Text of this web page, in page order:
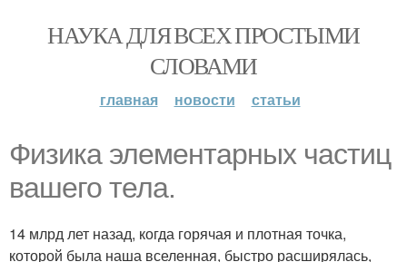
НАУКА ДЛЯ ВСЕХ ПРОСТЫМИ
СЛОВАМИ
главная новости статьи
Физика элементарных частиц
вашего тела.
14 млрд лет назад, когда горячая и плотная точка,
которой была наша вселенная, быстро расширялась,